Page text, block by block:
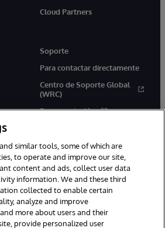
Cloud Partners
Soporte
Para contactar directamente
Centro de Soporte Global
(WRC)
Documentación
Boston, MA. Todos los
similar tools, some of which are
to operate and improve our site,
content and ads, collect user data
information. We and these third
collected to enable certain
analyze and improve
more about users and their
provide personalized user